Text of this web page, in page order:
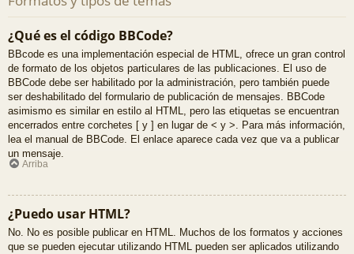
¿Qué es el código BBCode?
BBcode es una implementación especial de HTML, ofrece un gran control
de formato de los objetos particulares de las publicaciones. El uso de
BBCode debe ser habilitado por la administración, pero también puede
ser deshabilitado del formulario de publicación de mensajes. BBCode
asimismo es similar en estilo al HTML, pero las etiquetas se encuentran
encerrados entre corchetes [ y ] en lugar de < y >. Para más información,
lea el manual de BBCode. El enlace aparece cada vez que va a publicar
un mensaje.
Arriba
¿Puedo usar HTML?
No. No es posible publicar en HTML. Muchos de los formatos y acciones
que se pueden ejecutar utilizando HTML pueden ser aplicados utilizando